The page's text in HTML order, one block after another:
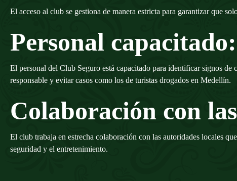
El acceso al club se gestiona de manera estricta para garantizar que
Personal capacitado:
El personal del Club Seguro está capacitado para identificar signos
responsable y evitar casos como los de turistas drogados en Medellín.
Colaboración con
El club trabaja en estrecha colaboración con las autoridades locales
seguridad y el entretenimiento.